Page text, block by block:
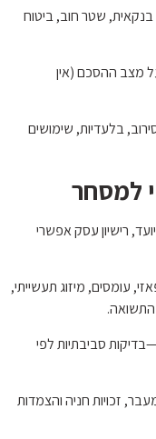
בנקאית, שטר חוב, ביטוח
מצב ההסכם (אין
בלעדיות, שימושים
רישיון עסק אפשרי
עומסים, מיזוג תעשייתי,
התשואה.
סביבתיות לפי
זכויות חניה והצמדות